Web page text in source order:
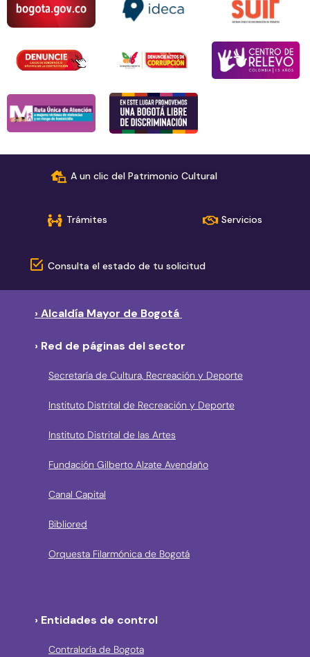
A un clic del Patrimonio Cultural
Trámites Servicios
Consulta el estado de tu solicitud
› Alcaldía Mayor de Bogotá
› Red de páginas del sector
Secretaría de Cultura, Recreación y Deporte
Instituto Distrital de Recreación y Deporte
Instituto Distrital de las Artes
Fundación Gilberto Alzate Avendaño
Canal Capital
Bibliored
Orquesta Filarmónica de Bogotá
› Entidades de control
Contraloría de Bogota